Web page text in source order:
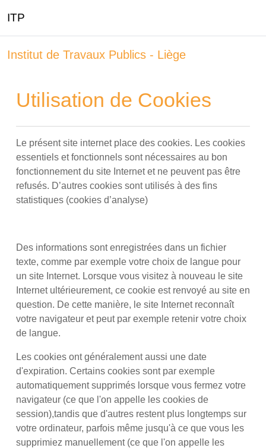
ITP
Institut de Travaux Publics - Liège
Utilisation de Cookies
Le présent site internet place des cookies. Les cookies
essentiels et fonctionnels sont nécessaires au bon
fonctionnement du site Internet et ne peuvent pas être
refusés. D’autres cookies sont utilisés à des fins
statistiques (cookies d’analyse)
Des informations sont enregistrées dans un fichier
texte, comme par exemple votre choix de langue pour
un site Internet. Lorsque vous visitez à nouveau le site
Internet ultérieurement, ce cookie est renvoyé au site en
question. De cette manière, le site Internet reconnaît
votre navigateur et peut par exemple retenir votre choix
de langue.
Les cookies ont généralement aussi une date
d'expiration. Certains cookies sont par exemple
automatiquement supprimés lorsque vous fermez votre
navigateur (ce que l'on appelle les cookies de
session),tandis que d'autres restent plus longtemps sur
votre ordinateur, parfois même jusqu'à ce que vous les
supprimiez manuellement (ce que l'on appelle les